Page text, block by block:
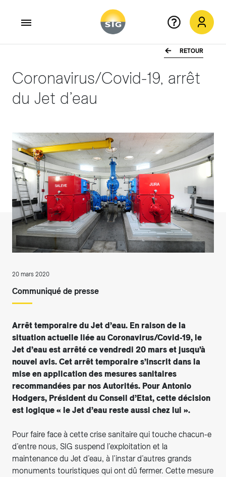
RETOUR
Coronavirus/Covid-19, arrêt
du Jet d’eau
20 mars 2020
Communiqué de presse
Arrêt temporaire du Jet d’eau. En raison de la
situation actuelle liée au Coronavirus/Covid-19, le
Jet d’eau est arrêté ce vendredi 20 mars et jusqu’à
nouvel avis. Cet arrêt temporaire s’inscrit dans la
mise en application des mesures sanitaires
recommandées par nos Autorités. Pour Antonio
Hodgers, Président du Conseil d’Etat, cette décision
est logique « le Jet d’eau reste aussi chez lui ».
Pour faire face à cette crise sanitaire qui touche chacun-e
d’entre nous, SIG suspend l’exploitation et la
maintenance du Jet d’eau, à l’instar d’autres grands
monuments touristiques qui ont dû fermer. Cette mesure